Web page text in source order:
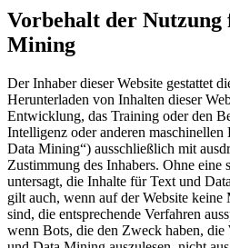
Vorbehalt der Nutzung
Mining
Der Inhaber dieser Website gestattet
Herunterladen von Inhalten dieser
Entwicklung, das Training oder den
Intelligenz oder anderen maschinellen
Data Mining“) ausschließlich mit
Zustimmung des Inhabers. Ohne eine
untersagt, die Inhalte für Text und
gilt auch, wenn auf der Website keine
sind, die entsprechende Verfahren
wenn Bots, die den Zweck haben, die